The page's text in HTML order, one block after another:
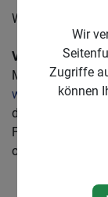
Weitere Tipps
VOR-
Mit dem
www.vor.atoder
die beste Route
Fuß, dem Auto
oder Link: VOR-
Wir
Zugriffe
können